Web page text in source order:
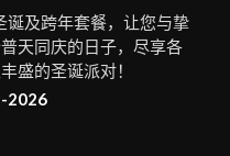
及跨年套餐，让您与挚
天同庆的日子，尽享各
盛的圣诞派对！
2026